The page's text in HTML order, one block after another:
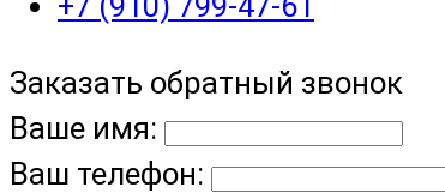
Заказать обратный звонок
Ваше имя:
Ваш телефон: